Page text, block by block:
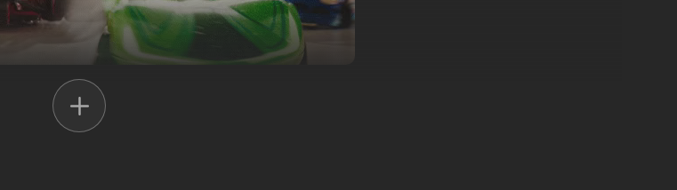
130 veículos e ainda mais variedades! Isso mesmo, além dos Hot Wheels Originals, temos também os Hot
pode pilotar motos e ATVs, cada qual com seu próprio estilo e estratégia para encarar as pistas!